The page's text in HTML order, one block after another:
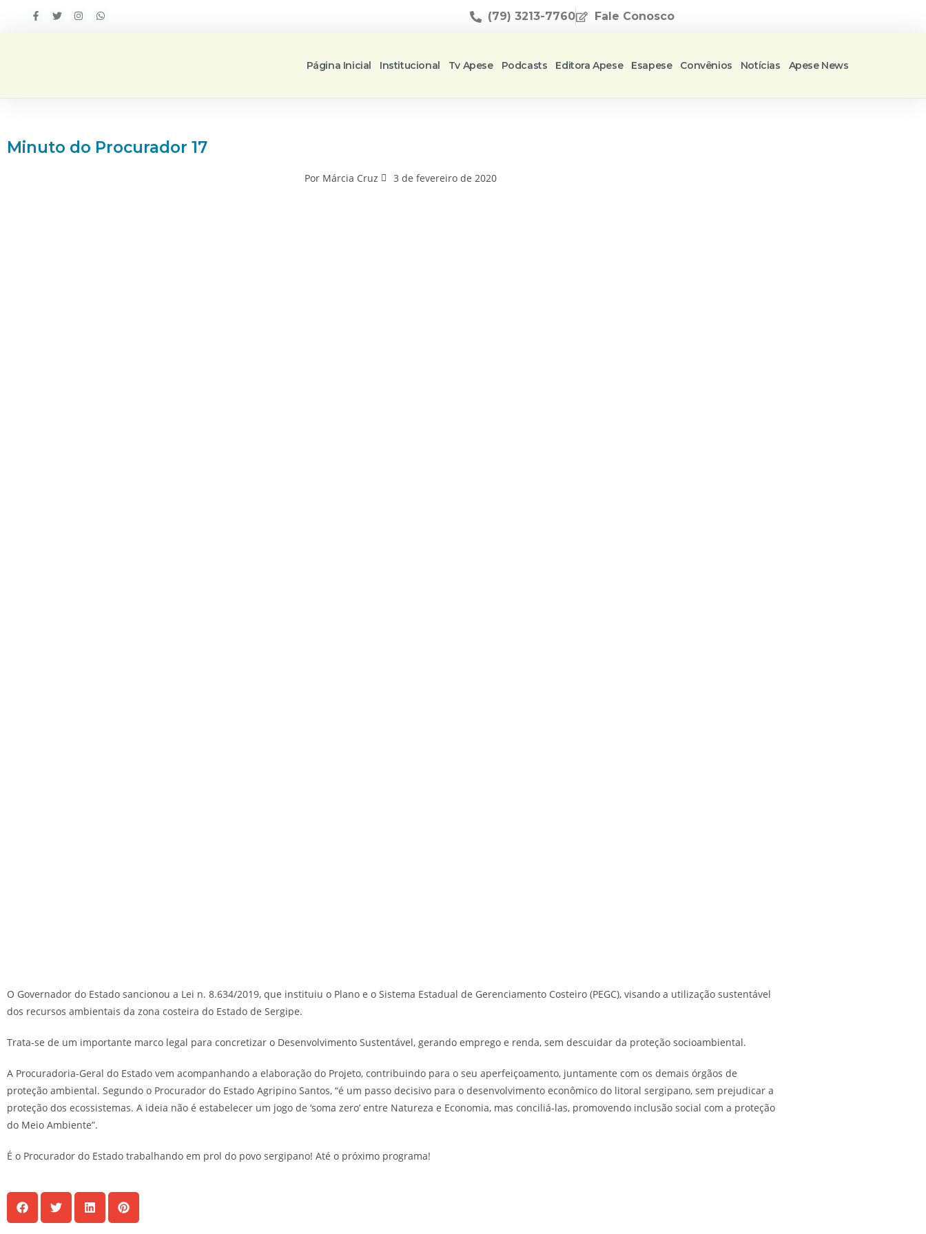
(79) 3213-7760 Fale Conosco
Página Inicial Institucional Tv Apese Podcasts Editora Apese Esapese Convênios Notícias Apese News
Minuto do Procurador 17
PorMárcia Cruz 3 de fevereiro de 2020
O Governador do Estado sancionou a Lei n. 8.634/2019, que instituiu o Plano e o Sistema Estadual de Gerenciamento Costeiro (PEGC), visando a utilização sustentável
dos recursos ambientais da zona costeira do Estado de Sergipe.
Trata-se de um importante marco legal para concretizar o Desenvolvimento Sustentável, gerando emprego e renda, sem descuidar da proteção socioambiental.
A Procuradoria-Geral do Estado vem acompanhando a elaboração do Projeto, contribuindo para o seu aperfeiçoamento, juntamente com os demais órgãos de
proteção ambiental. Segundo o Procurador do Estado Agripino Santos, “é um passo decisivo para o desenvolvimento econômico do litoral sergipano, sem prejudicar a
proteção dos ecossistemas. A ideia não é estabelecer um jogo de ‘soma zero’ entre Natureza e Economia, mas conciliá-las, promovendo inclusão social com a proteção
do Meio Ambiente”.
É o Procurador do Estado trabalhando em prol do povo sergipano! Até o próximo programa!